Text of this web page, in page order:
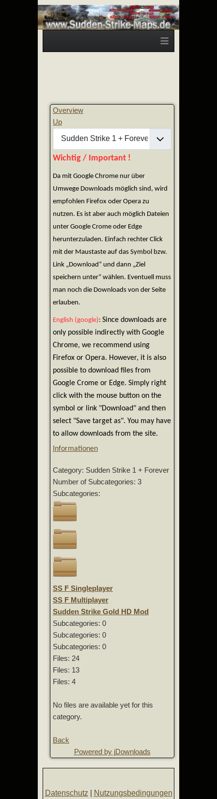
≡
Overview
Up
Wichtig / Important !
Da mit Google Chrome nur über
Umwege Downloads möglich sind, wird
empfohlen Firefox oder Opera zu
nutzen. Es ist aber auch möglich Dateien
unter Google Crome oder Edge
herunterzuladen. Einfach rechter Click
mit der Maustaste auf das Symbol bzw.
Link „Download“ und dann „Ziel
speichern unter“ wählen. Eventuell muss
man noch die Downloads von der Seite
erlauben.
English (google): Since downloads are
only possible indirectly with Google
Chrome, we recommend using
Firefox or Opera. However, it is also
possible to download files from
Google Crome or Edge. Simply right
click with the mouse button on the
symbol or link "Download" and then
select "Save target as". You may have
to allow downloads from the site.
Informationen
Category: Sudden Strike 1 + Forever
Number of Subcategories: 3
Subcategories:
SS F Singleplayer
SS F Multiplayer
Sudden Strike Gold HD Mod
Subcategories: 0
Subcategories: 0
Subcategories: 0
Files: 24
Files: 13
Files: 4
No files are available yet for this
category.
Back
Powered by jDownloads
Datenschutz
Nutzungsbedingungen